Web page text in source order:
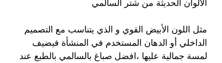
الألوان الحديثة من شتر السالمي
مثل اللون الأبيض القوي و الذي يتناسب مع التصميم
الداخلي أو الدهان المستخدم في المنشأة فيضيف
لمسة جمالية عليها ،افضل صباغ بالسالمي بالطبع عند